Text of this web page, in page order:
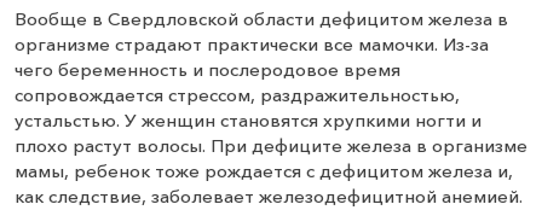
Вообще в Свердловской области дефицитом железа в
организме страдают практически все мамочки. Из-за
чего беременность и послеродовое время
сопровождается стрессом, раздражительностью,
устальстью. У женщин становятся хрупкими ногти и
плохо растут волосы. При дефиците железа в организме
мамы, ребенок тоже рождается с дефицитом железа и,
как следствие, заболевает железодефицитной анемией.